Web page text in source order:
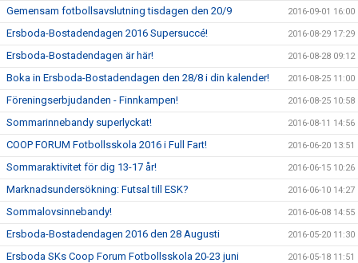
Gemensam fotbollsavslutning tisdagen den 20/9 2016-09-01 16:00
Ersboda-Bostadendagen 2016 Supersuccé! 2016-08-29 17:29
Ersboda-Bostadendagen är här! 2016-08-28 09:12
Boka in Ersboda-Bostadendagen den 28/8 i din kalender! 2016-08-25 11:00
Föreningserbjudanden - Finnkampen! 2016-08-25 10:58
Sommarinnebandy superlyckat! 2016-08-11 14:56
COOP FORUM Fotbollsskola 2016 i Full Fart! 2016-06-20 13:51
Sommaraktivitet för dig 13-17 år! 2016-06-15 10:26
Marknadsundersökning: Futsal till ESK? 2016-06-10 14:27
Sommalovsinnebandy! 2016-06-08 14:55
Ersboda-Bostadendagen 2016 den 28 Augusti 2016-05-20 11:30
Ersboda SKs Coop Forum Fotbollsskola 20-23 juni 2016-05-18 11:51